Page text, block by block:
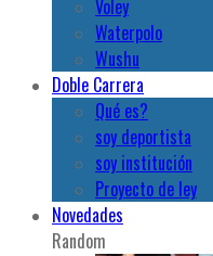
Voley
Waterpolo
Wushu
Doble Carrera
Qué es?
soy deportista
soy institución
Proyecto de ley
Novedades
Random